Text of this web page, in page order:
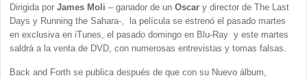
Dirigida por James Moli – ganador de un Oscar y director de The Last
Days y Running the Sahara-, la película se estrenó el pasado martes
en exclusiva en iTunes, el pasado domingo en Blu-Ray y este martes
saldrá a la venta de DVD, con numerosas entrevistas y tomas falsas.
Back and Forth se publica después de que con su Nuevo álbum,